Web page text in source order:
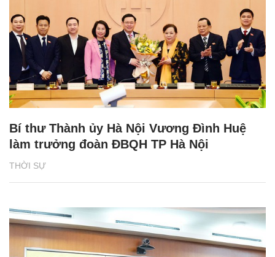
THỜI SỰ
Bí thư Thành ủy Hà Nội Vương Đình Huệ
làm trưởng đoàn ĐBQH TP Hà Nội